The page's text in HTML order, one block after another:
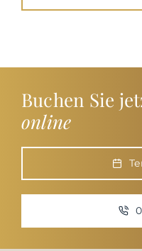
Buchen Sie
online